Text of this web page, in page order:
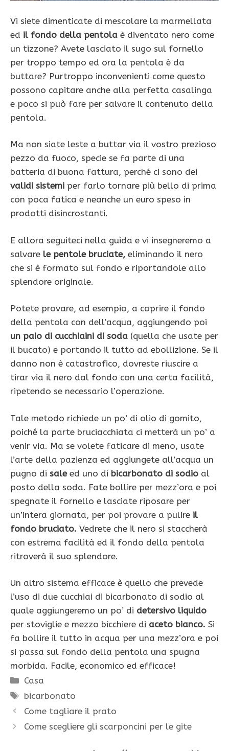
Vi siete dimenticate di mescolare la marmellata
ed il fondo della pentola è diventato nero come
un tizzone? Avete lasciato il sugo sul fornello
per troppo tempo ed ora la pentola è da
buttare? Purtroppo inconvenienti come questo
possono capitare anche alla perfetta casalinga
e poco si può fare per salvare il contenuto della
pentola.
Ma non siate leste a buttar via il vostro prezioso
pezzo da fuoco, specie se fa parte di una
batteria di buona fattura, perché ci sono dei
validi sistemi per farlo tornare più bello di prima
con poca fatica e neanche un euro speso in
prodotti disincrostanti.
E allora seguiteci nella guida e vi insegneremo a
salvare le pentole bruciate, eliminando il nero
che si è formato sul fondo e riportandole allo
splendore originale.
Potete provare, ad esempio, a coprire il fondo
della pentola con dell’acqua, aggiungendo poi
un paio di cucchiaini di soda (quella che usate per
il bucato) e portando il tutto ad ebollizione. Se il
danno non è catastrofico, dovreste riuscire a
tirar via il nero dal fondo con una certa facilità,
ripetendo se necessario l’operazione.
Tale metodo richiede un po’ di olio di gomito,
poiché la parte bruciacchiata ci metterà un po’ a
venir via. Ma se volete faticare di meno, usate
l’arte della pazienza ed aggiungete all’acqua un
pugno di sale ed uno di bicarbonato di sodio al
posto della soda. Fate bollire per mezz’ora e poi
spegnate il fornello e lasciate riposare per
un’intera giornata, per poi provare a pulire il
fondo bruciato. Vedrete che il nero si staccherà
con estrema facilità ed il fondo della pentola
ritroverà il suo splendore.
Un altro sistema efficace è quello che prevede
l’uso di due cucchiai di bicarbonato di sodio al
quale aggiungeremo un po’ di detersivo liquido
per stoviglie e mezzo bicchiere di aceto bianco. Si
fa bollire il tutto in acqua per una mezz’ora e poi
si passa sul fondo della pentola una spugna
morbida. Facile, economico ed efficace!
Categorie
Casa
Tag
bicarbonato
Come tagliare il prato
Come scegliere gli scarponcini per le gite